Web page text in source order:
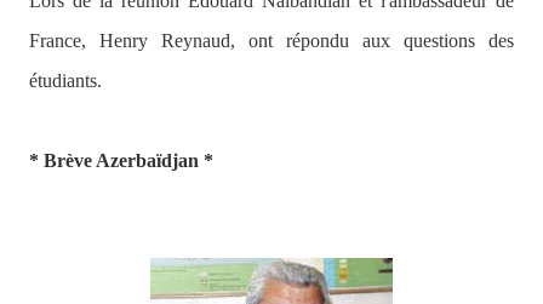
France, Henry Reynaud, ont répondu aux questions des
étudiants.
* Brève Azerbaïdjan *